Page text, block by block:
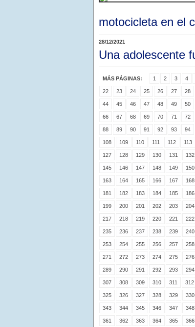
motocicleta en el
28/12/2021
Una adolescente
MÁS PÁGINAS: 1 2 3 4
22 23 24 25 26 27 28
44 45 46 47 48 49 50
66 67 68 69 70 71 72
88 89 90 91 92 93 94
108 109 110 111 112 113
127 128 129 130 131 132
145 146 147 148 149 150
163 164 165 166 167 168
181 182 183 184 185 186
199 200 201 202 203 204
217 218 219 220 221 222
235 236 237 238 239 240
253 254 255 256 257 258
271 272 273 274 275 276
289 290 291 292 293 294
307 308 309 310 311 312
325 326 327 328 329 330
343 344 345 346 347 348
361 362 363 364 365 366